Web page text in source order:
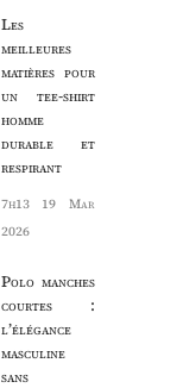
Les
meilleures
matières pour
un tee-shirt
homme
durable et
respirant
7h13
19 Mar
2026
Polo manches
courtes :
l’élégance
masculine
sans